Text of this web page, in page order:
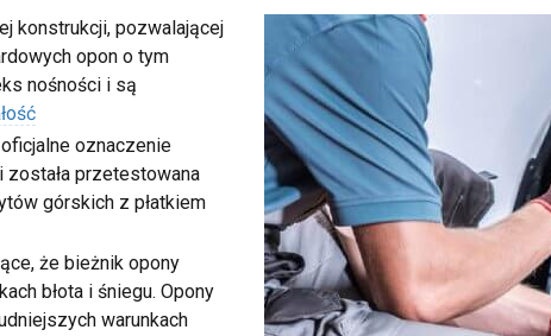
konstrukcji, pozwalającej
opon o tym
nośności i są
oznaczenie
przetestowana
górskich z płatkiem
że bieżnik opony
błota i śniegu. Opony
warunkach